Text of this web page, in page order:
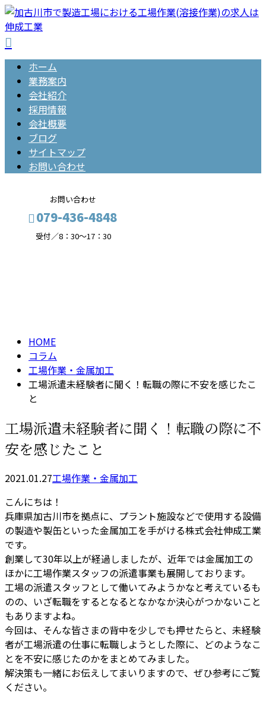
ホーム
業務案内
会社紹介
採用情報
会社概要
ブログ
サイトマップ
お問い合わせ
お問い合わせ
079-436-4848
受付／8：30～17：30
HOME
コラム
工場作業・金属加工
工場派遣未経験者に聞く！転職の際に不安を感じたこ
と
工場派遣未経験者に聞く！転職の際に不
安を感じたこと
2021.01.27工場作業・金属加工
こんにちは！
兵庫県加古川市を拠点に、プラント施設などで使用する設備
の製造や製缶といった金属加工を手がける株式会社伸成工業
です。
創業して30年以上が経過しましたが、近年では金属加工の
ほかに工場作業スタッフの派遣事業も展開しております。
工場の派遣スタッフとして働いてみようかなと考えているも
のの、いざ転職をするとなるとなかなか決心がつかないこと
もありますよね。
今回は、そんな皆さまの背中を少しでも押せたらと、未経験
者が工場派遣の仕事に転職しようとした際に、どのようなこ
とを不安に感じたのかをまとめてみました。
解決策も一緒にお伝えしてまいりますので、ぜひ参考にご覧
ください。